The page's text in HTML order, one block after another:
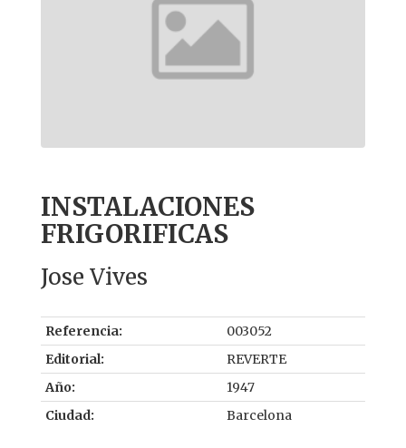
INSTALACIONES
FRIGORIFICAS
Jose Vives
Referencia:
003052
Editorial:
REVERTE
Año:
1947
Ciudad:
Barcelona